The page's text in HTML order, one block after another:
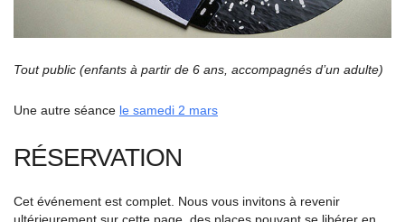
Tout public (enfants à partir de 6 ans, accompagnés d’un adulte)
Une autre séance le samedi 2 mars
RÉSERVATION
Cet événement est complet. Nous vous invitons à revenir